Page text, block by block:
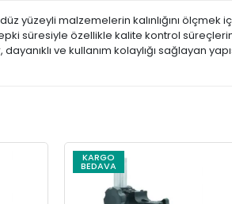
yüzeyli malzemelerin kalınlığını ölçmek
süresiyle özellikle kalite kontrol
dayanıklı ve kullanım kolaylığı sağlayan
KARGO
BEDAVA